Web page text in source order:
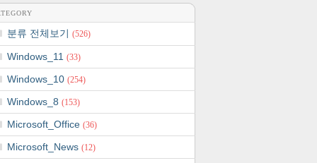
분류 전체보기 (526)
Windows_11 (33)
Windows_10 (254)
Windows_8 (153)
Microsoft_Office (36)
Microsoft_News (12)